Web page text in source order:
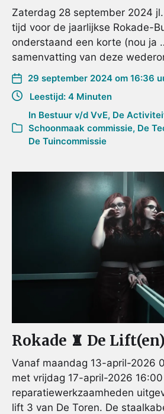
Zaterdag 28 september 2024
tijd voor de jaarlijkse Rokade-
onderstaand een korte (nou ja
samenvatting van deze
29 september 2024 om 16:36
Leestijd: 4 Minuten
In Bestuur v/d VvE, De
Schoonmaak commissie, De
De Tuincommissie
Rokade ♜ De Lift(en)
Vanaf maandag 13-april-2026
met vrijdag 17-april-2026
reparatiewerkzaamheden
lift 3 van De Toren. De